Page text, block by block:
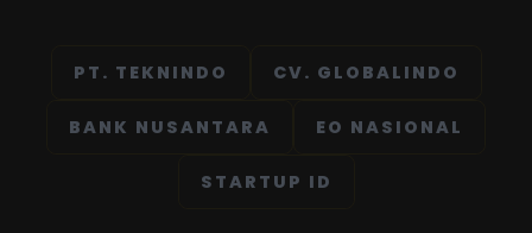
PT. TEKNINDO CV. GLOBALINDO
BANK NUSANTARA EO NASIONAL
STARTUP ID